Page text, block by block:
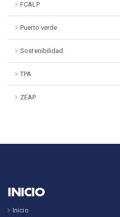
FCALP
Puerto verde
Sostenibilidad
TPA
ZEAP
INICIO
Inicio